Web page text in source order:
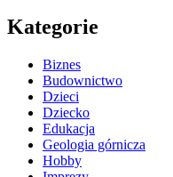
Kategorie
Biznes
Budownictwo
Dzieci
Dziecko
Edukacja
Geologia górnicza
Hobby